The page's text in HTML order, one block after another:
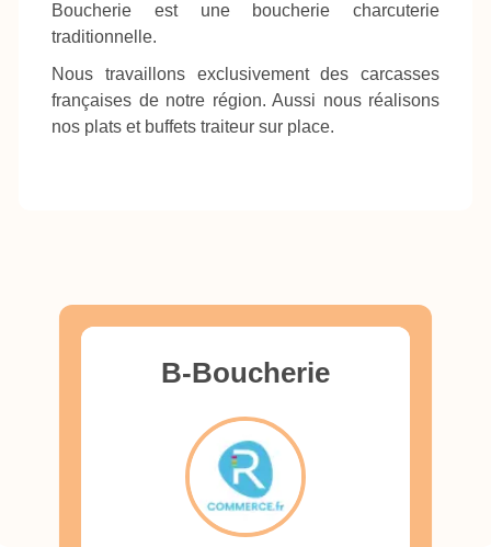
Boucherie est une boucherie charcuterie
traditionnelle.
Nous travaillons exclusivement des carcasses
françaises de notre région. Aussi nous réalisons
nos plats et buffets traiteur sur place.
B-Boucherie